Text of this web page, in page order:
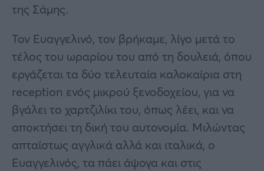
της Σάμης.
Τον Ευαγγελινό, τον βρήκαμε, λίγο μετά το
τέλος του ωραρίου του από τη δουλειά, όπου
εργάζεται τα δύο τελευταία καλοκαίρια στη
reception ενός μικρού ξενοδοχείου, για να
βγάλει το χαρτζιλίκι του, όπως λέει, και να
αποκτήσει τη δική του αυτονομία. Μιλώντας
απταίστως αγγλικά αλλά και ιταλικά, ο
Ευαγγελινός, τα πάει άψογα και στις